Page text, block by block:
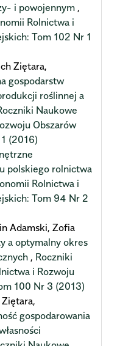
i powojennym,
Rolnictwa i
Tom 102 Nr 1
Ziętara,
gospodarstw
roślinnej a
Naukowe
Obszarów
(2016)
polskiego rolnictwa
Rolnictwa i
Tom 94 Nr 2
Adamski, Zofia
a optymalny okres
, Roczniki
i Rozwoju
100 Nr 3 (2013)
gospodarowania